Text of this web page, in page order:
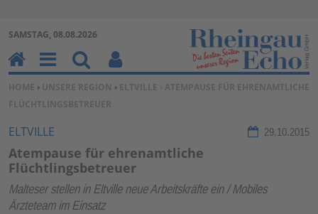
Zum Inhalt springen ↓
SAMSTAG, 08.08.2026
SIE BEFINDEN SICH HIER:
HOME › UNSERE REGION › ELTVILLE › ATEMPAUSE FÜR EHRENAMTLICHE
FLÜCHTLINGSBETREUER
ELTVILLE 29.10.2015
Atempause für ehrenamtliche
Flüchtlingsbetreuer
Malteser stellen in Eltville neue Arbeitskräfte ein / Mobiles
Ärzteteam im Einsatz
H
o
m
e
M
en
u
Su
ch
en
Be
nu
tz
un
kti
on
en